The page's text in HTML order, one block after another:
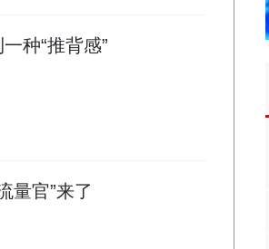
种“推背感”
量官”来了